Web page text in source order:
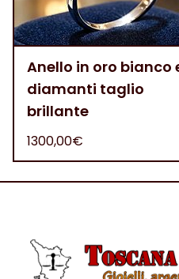
Anello in oro bianco
diamanti taglio
brillante
1300,00€